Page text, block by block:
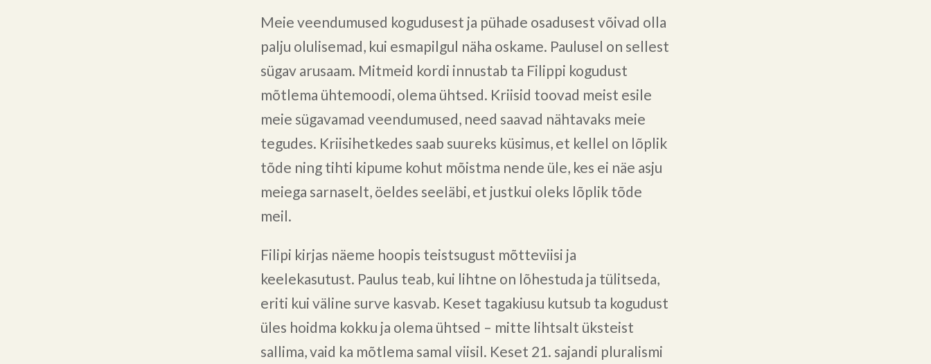
Meie veendumused kogudusest ja pühade osadusest võivad olla
palju olulisemad, kui esmapilgul näha oskame. Paulusel on sellest
sügav arusaam. Mitmeid kordi innustab ta Filippi kogudust
mõtlema ühtemoodi, olema ühtsed. Kriisid toovad meist esile
meie sügavamad veendumused, need saavad nähtavaks meie
tegudes. Kriisihetkedes saab suureks küsimus, et kellel on lõplik
tõde ning tihti kipume kohut mõistma nende üle, kes ei näe asju
meiega sarnaselt, öeldes seeläbi, et justkui oleks lõplik tõde
meil.
Filipi kirjas näeme hoopis teistsugust mõtteviisi ja
keelekasutust. Paulus teab, kui lihtne on lõhestuda ja tülitseda,
eriti kui väline surve kasvab. Keset tagakiusu kutsub ta kogudust
üles hoidma kokku ja olema ühtsed – mitte lihtsalt üksteist
sallima, vaid ka mõtlema samal viisil. Keset 21. sajandi pluralismi